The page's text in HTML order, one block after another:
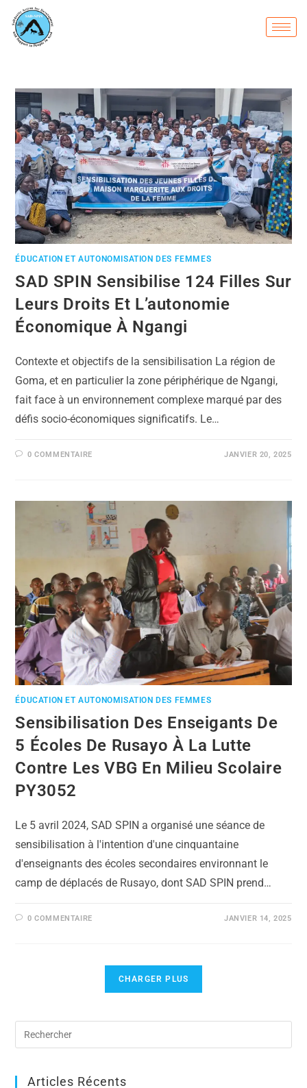
ÉDUCATION ET AUTONOMISATION DES FEMMES
SAD SPIN Sensibilise 124 Filles Sur
Leurs Droits Et L’autonomie
Économique À Ngangi
Contexte et objectifs de la sensibilisation La région de
Goma, et en particulier la zone périphérique de Ngangi,
fait face à un environnement complexe marqué par des
défis socio-économiques significatifs. Le…
0 COMMENTAIRE JANVIER 20, 2025
ÉDUCATION ET AUTONOMISATION DES FEMMES
Sensibilisation Des Enseigants De
5 Écoles De Rusayo À La Lutte
Contre Les VBG En Milieu Scolaire
PY3052
Le 5 avril 2024, SAD SPIN a organisé une séance de
sensibilisation à l'intention d'une cinquantaine
d'enseignants des écoles secondaires environnant le
camp de déplacés de Rusayo, dont SAD SPIN prend…
0 COMMENTAIRE JANVIER 14, 2025
CHARGER PLUS
Articles Récents